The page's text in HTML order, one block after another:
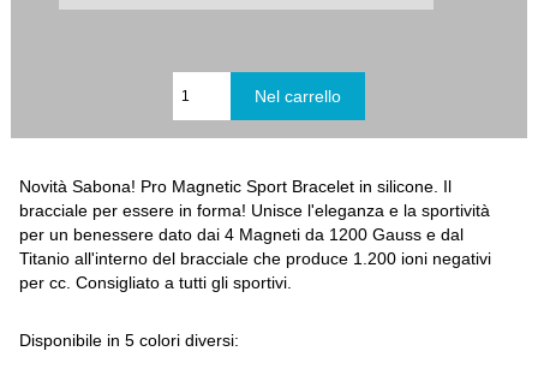
Novità Sabona! Pro Magnetic Sport Bracelet in silicone. Il
bracciale per essere in forma! Unisce l'eleganza e la sportività
per un benessere dato dai 4 Magneti da 1200 Gauss e dal
Titanio all'interno del bracciale che produce 1.200 ioni negativi
per cc. Consigliato a tutti gli sportivi.
Disponibile in 5 colori diversi: